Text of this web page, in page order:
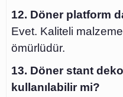
12. Döner platform
Evet. Kaliteli
ömürlüdür.
13. Döner stant
kullanılabilir mi?